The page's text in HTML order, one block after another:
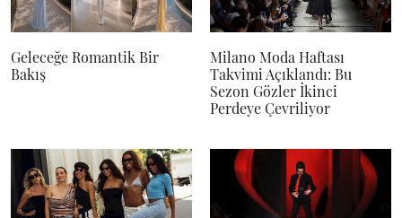
Geleceğe Romantik Bir
Bakış
Milano Moda Haftası
Takvimi Açıklandı: Bu
Sezon Gözler İkinci
Perdeye Çevriliyor